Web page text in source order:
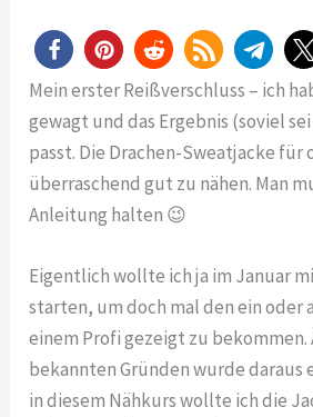
Mein erster Reißverschluss – ich
gewagt und das Ergebnis (soviel
passt. Die Drachen-Sweatjacke für
überraschend gut zu nähen. Man
Anleitung halten 😉
Eigentlich wollte ich ja im Januar
starten, um doch mal den ein oder
einem Profi gezeigt zu bekommen.
bekannten Gründen wurde daraus
in diesem Nähkurs wollte ich die